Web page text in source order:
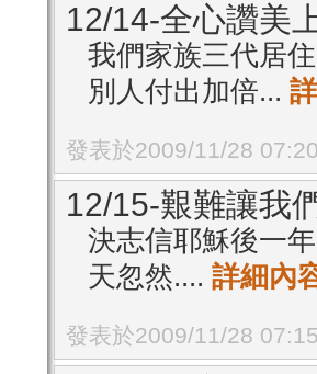
12/14-全心讚美
我們家族三代居
別人付出加倍...
發表於2009/11/28
12/15-艱難讓我
決志信耶穌後一
天忽然.... 詳細內
發表於2009/11/28